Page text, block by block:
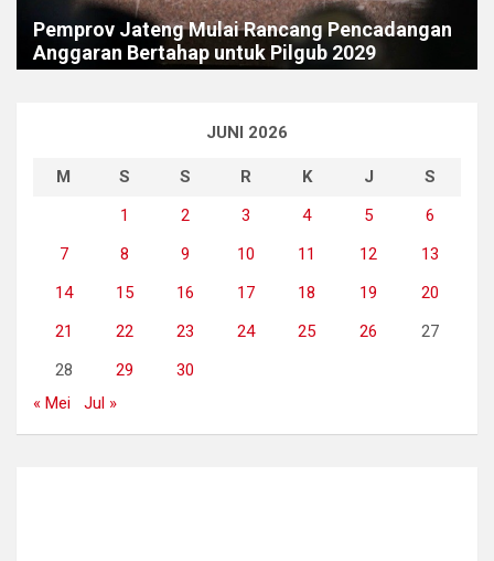
Pemprov Jateng Mulai Rancang Pencadangan
Anggaran Bertahap untuk Pilgub 2029
JUNI 2026
M S S R K J
S
1
2 3 4 5
6
7
8 9 10 11 12
13
14
15 16 17 18 19
20
21
22 23 24 25 26
27
28
29
30
« Mei
Jul »